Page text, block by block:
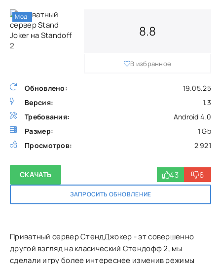
Обновлено:
19.05.25
Версия:
1.3
Требования:
Android 4.0
Размер:
1 Gb
Просмотров:
2 921
8.8
В избранное
СКАЧАТЬ
ЗАПРОСИТЬ ОБНОВЛЕНИЕ
43 6
Мод:
Приватный сервер СтендДжокер - эт совершенно
другой взгляд на класический Стендофф 2, мы
сделали игру более интереснее изменив режимы